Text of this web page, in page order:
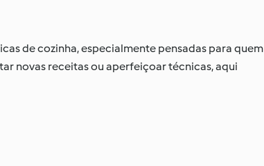
de cozinha, especialmente pensadas para quem
novas receitas ou aperfeiçoar técnicas, aqui